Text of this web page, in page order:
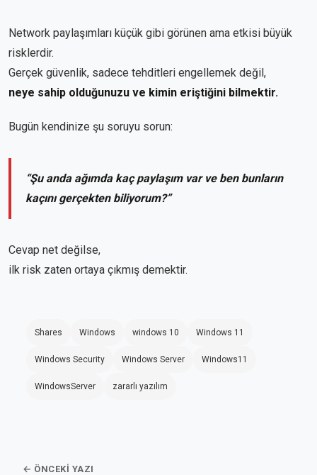
Network paylaşımları küçük gibi görünen ama etkisi büyük
risklerdir.
Gerçek güvenlik, sadece tehditleri engellemek değil,
neye sahip olduğunuzu ve kimin eriştiğini bilmektir.
Bugün kendinize şu soruyu sorun:
“Şu anda ağımda kaç paylaşım var ve ben bunların
kaçını gerçekten biliyorum?”
Cevap net değilse,
ilk risk zaten ortaya çıkmış demektir.
Shares Windows windows 10 Windows 11
Windows Security Windows Server Windows11
WindowsServer zararlı yazılım
← ÖNCEKI YAZI